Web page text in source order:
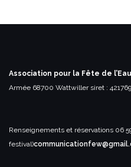
Association pour la Fête de
Armée 68700 Wattwillersiret :
Renseignements et réservations 06
festival)